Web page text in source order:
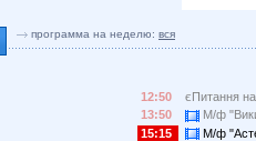
программа на неделю: вся
12:50
єПитання
13:50
М/ф
15:15
М/ф